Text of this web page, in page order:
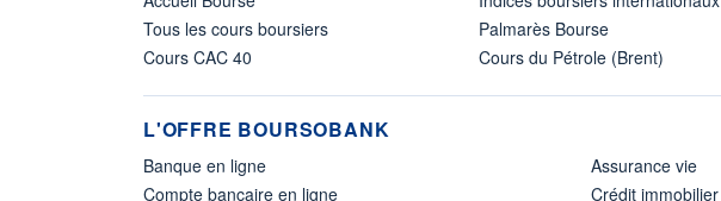
Tous les cours boursiers
Cours CAC 40
Palmarès Bourse
Cours du Pétrole (Brent)
L'OFFRE BOURSOBANK
Banque en ligne
Compte bancaire en ligne
Assurance vie
Crédit immobilier